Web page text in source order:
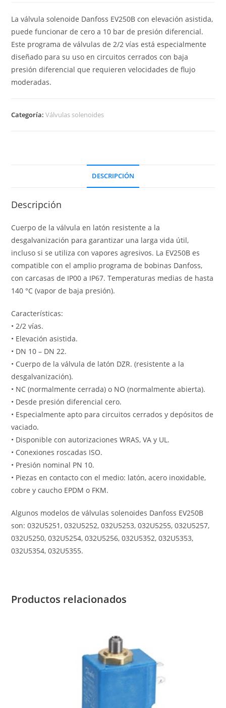
La válvula solenoide Danfoss EV250B con elevación asistida,
puede funcionar de cero a 10 bar de presión diferencial.
Este programa de válvulas de 2/2 vías está especialmente
diseñado para su uso en circuitos cerrados con baja
presión diferencial que requieren velocidades de flujo
moderadas.
Categoría:Válvulas solenoides
DESCRIPCIÓN
Descripción
Cuerpo de la válvula en latón resistente a la
desgalvanización para garantizar una larga vida útil,
incluso si se utiliza con vapores agresivos. La EV250B es
compatible con el amplio programa de bobinas Danfoss,
con carcasas de IP00 a IP67. Temperaturas medias de hasta
140 °C (vapor de baja presión).
Características:
• 2/2 vías.
• Elevación asistida.
• DN 10 – DN 22.
• Cuerpo de la válvula de latón DZR. (resistente a la
desgalvanización).
• NC (normalmente cerrada) o NO (normalmente abierta).
• Desde presión diferencial cero.
• Especialmente apto para circuitos cerrados y depósitos de
vaciado.
• Disponible con autorizaciones WRAS, VA y UL.
• Conexiones roscadas ISO.
• Presión nominal PN 10.
• Piezas en contacto con el medio: latón, acero inoxidable,
cobre y caucho EPDM o FKM.
Algunos modelos de válvulas solenoides Danfoss EV250B
son: 032U5251, 032U5252, 032U5253, 032U5255, 032U5257,
032U5250, 032U5254, 032U5256, 032U5352, 032U5353,
032U5354, 032U5355.
Productos relacionados